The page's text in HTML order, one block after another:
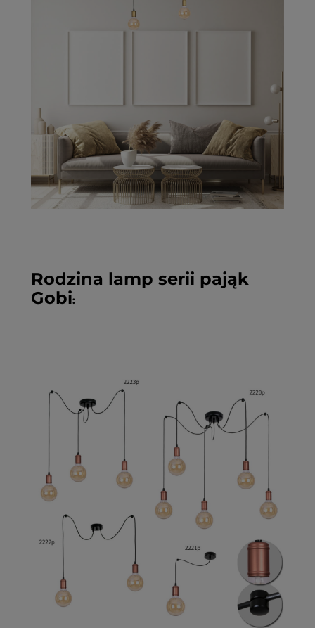
Rodzina lamp serii pająk
Gobi: